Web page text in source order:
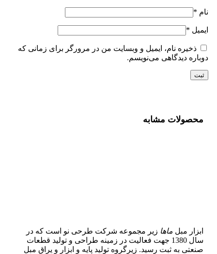
نام *
ایمیل *
ذخیره نام، ایمیل و وبسایت من در مرورگر برای زمانی که
دوباره دیدگاهی می‌نویسم.
محصولات مشابه
ابزار مبل ماها زیر مجموعه شرکت طرحی نو است که در
سال 1380 جهت فعالیت در زمینه طراحی و تولید قطعات
صنعتی به ثبت رسید. زیرگروه تولید پایه و ابزار و یراق مبل